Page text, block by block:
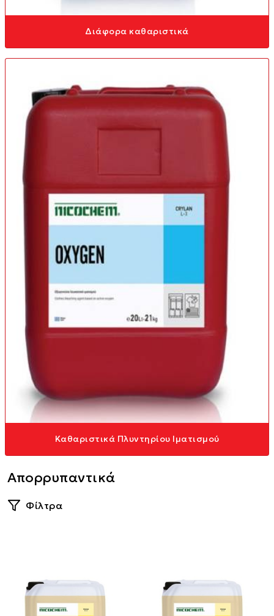
Διάφορα καθαριστικά
Καθαριστικά Πλυντηρίου Ιματισμού
Απορρυπαντικά
Φίλτρα